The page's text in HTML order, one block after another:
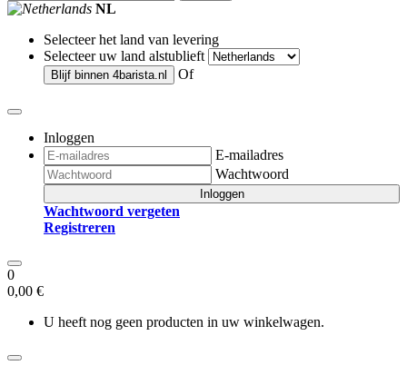
NL
Selecteer het land van levering
Selecteer uw land alstublieft
Blijf binnen 4barista.nl Of
Inloggen
E-mailadres
Wachtwoord
Inloggen
Wachtwoord vergeten
Registreren
0
0,00 €
U heeft nog geen producten in uw winkelwagen.